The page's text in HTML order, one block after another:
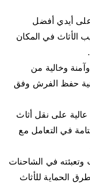
أيدي أفضل
الأثاث في المكان
وخالية من
حفظ الفرش وفق
عالية على نقل أثاث
في التعامل مع
وتعبئته في الشاحنات
الحماية للأثاث